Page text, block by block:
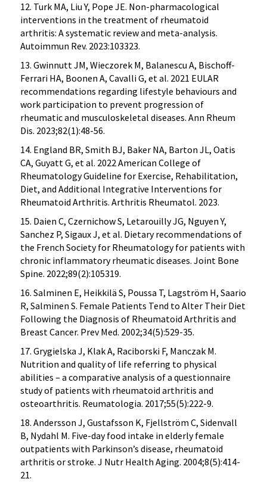
12. Turk MA, Liu Y, Pope JE. Non-pharmacological
interventions in the treatment of rheumatoid
arthritis: A systematic review and meta-analysis.
Autoimmun Rev. 2023:103323.
13. Gwinnutt JM, Wieczorek M, Balanescu A, Bischoff-
Ferrari HA, Boonen A, Cavalli G, et al. 2021 EULAR
recommendations regarding lifestyle behaviours and
work participation to prevent progression of
rheumatic and musculoskeletal diseases. Ann Rheum
Dis. 2023;82(1):48-56.
14. England BR, Smith BJ, Baker NA, Barton JL, Oatis
CA, Guyatt G, et al. 2022 American College of
Rheumatology Guideline for Exercise, Rehabilitation,
Diet, and Additional Integrative Interventions for
Rheumatoid Arthritis. Arthritis Rheumatol. 2023.
15. Daien C, Czernichow S, Letarouilly JG, Nguyen Y,
Sanchez P, Sigaux J, et al. Dietary recommendations of
the French Society for Rheumatology for patients with
chronic inflammatory rheumatic diseases. Joint Bone
Spine. 2022;89(2):105319.
16. Salminen E, Heikkilä S, Poussa T, Lagström H, Saario
R, Salminen S. Female Patients Tend to Alter Their Diet
Following the Diagnosis of Rheumatoid Arthritis and
Breast Cancer. Prev Med. 2002;34(5):529-35.
17. Grygielska J, Klak A, Raciborski F, Manczak M.
Nutrition and quality of life referring to physical
abilities – a comparative analysis of a questionnaire
study of patients with rheumatoid arthritis and
osteoarthritis. Reumatologia. 2017;55(5):222-9.
18. Andersson J, Gustafsson K, Fjellström C, Sidenvall
B, Nydahl M. Five-day food intake in elderly female
outpatients with Parkinson’s disease, rheumatoid
arthritis or stroke. J Nutr Health Aging. 2004;8(5):414-
21.